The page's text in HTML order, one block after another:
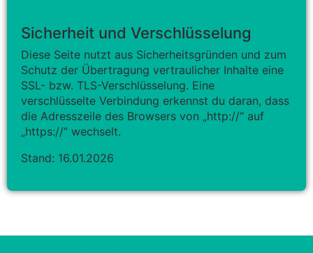
Sicherheit und Verschlüsselung
Diese Seite nutzt aus Sicherheitsgründen und zum
Schutz der Übertragung vertraulicher Inhalte eine
SSL- bzw. TLS-Verschlüsselung. Eine
verschlüsselte Verbindung erkennst du daran, dass
die Adresszeile des Browsers von „http://“ auf
„https://“ wechselt.
Stand: 16.01.2026